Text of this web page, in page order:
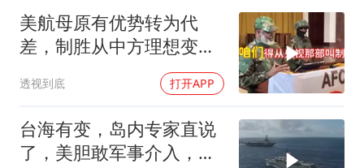
美航母原有优势转为代
差，制胜从中方理想变为
透视到底 打开APP
台海有变，岛内专家直说
了，美胆敢军事介入，战